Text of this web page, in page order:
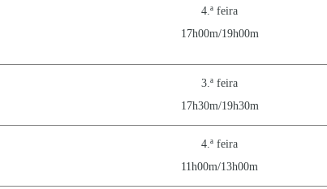
4.ª feira
17h00m/19h00m
3.ª feira
17h30m/19h30m
4.ª feira
11h00m/13h00m